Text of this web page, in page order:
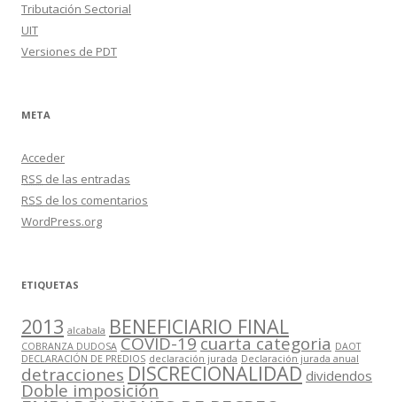
Tributación Sectorial
UIT
Versiones de PDT
META
Acceder
RSS de las entradas
RSS de los comentarios
WordPress.org
ETIQUETAS
2013 alcabala BENEFICIARIO FINAL
COBRANZA DUDOSA COVID-19cuarta categoria DAOT
DECLARACIÓN DE PREDIOS declaración jurada Declaración jurada anual
detracciones DISCRECIONALIDAD dividendos
Doble imposición